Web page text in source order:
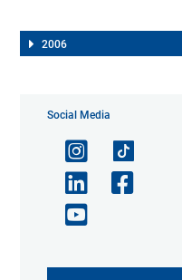
2006
Social Media